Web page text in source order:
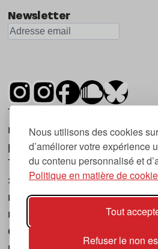
Nous utilisons des cookies
d’améliorer votre expérience
du contenu personnalisé et
Politique en matière de
Tout
Refuser le non
Newsletter
Tsugi est un mensuel
musique et les nouvelles
première parution date de
Tsugi en japonais signifie «
», ce qui correspond à la
magazine, à l’affût des
musicales, qu’elles viennent
électronique, du rock ou du